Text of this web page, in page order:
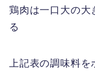
鶏肉は一口大の大
る
上記表の調味料